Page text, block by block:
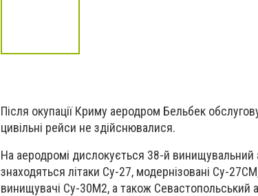
Після окупації Криму аеродром Бельбек
цивільні рейси не здійснювалися.
На аеродромі дислокується 38-й винищувальний
знаходяться літаки Су-27, модернізовані Су-
винищувачі Су-30М2, а також Севастопольський